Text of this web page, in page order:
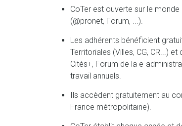
CoTer est ouverte sur le
(@pronet, Forum, ...).
Les adhérents bénéficient
Territoriales (Villes, CG, CR...)
Cités+, Forum de la e-
travail annuels.
Ils accèdent gratuitement au
France métropolitaine).